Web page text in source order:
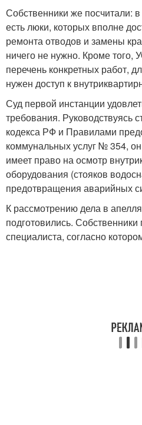
Собственники же посчитали:
есть люки, которых вполне
ремонта отводов и замены
ничего не нужно. Кроме того,
перечень конкретных работ,
нужен доступ к
Суд первой инстанции
требования. Руководствуясь
кодекса РФ и Правилами
коммунальных услуг № 354,
имеет право на осмотр
оборудования (стояков
предотвращения аварийных
К рассмотрению дела в
подготовились.
специалиста, согласно